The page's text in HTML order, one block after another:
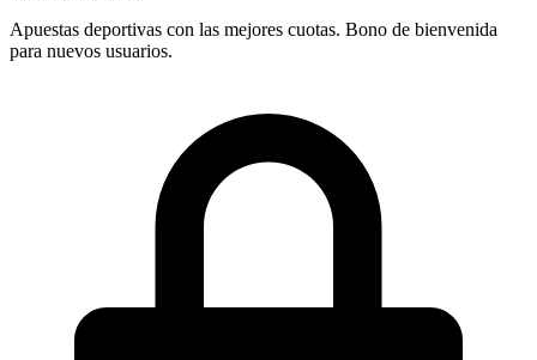
Apuestas deportivas con las mejores cuotas. Bono de bienvenida
para nuevos usuarios.